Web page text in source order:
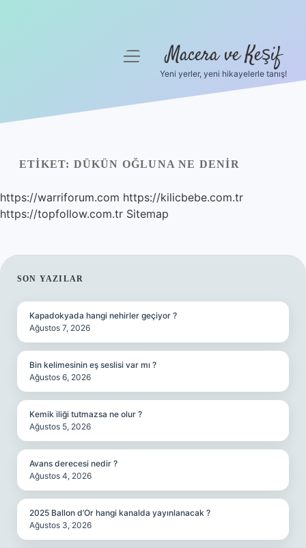
Yasal Uyarı
Hakkımızda
menüyüMacera ve Keşif
Yeni yerler, yeni hikayelerle tanış!
ETIKET: DÜKÜN OĞLUNA NE DENIR
https://warriforum.com https://kilicbebe.com.tr
https://topfollow.com.tr Sitemap
SIDEBAR
SON YAZILAR
Kapadokyada hangi nehirler geçiyor ?
Ağustos 7, 2026
Bin kelimesinin eş seslisi var mı ?
Ağustos 6, 2026
Kemik iliği tutmazsa ne olur ?
Ağustos 5, 2026
Avans derecesi nedir ?
Ağustos 4, 2026
2025 Ballon d’Or hangi kanalda yayınlanacak ?
Ağustos 3, 2026